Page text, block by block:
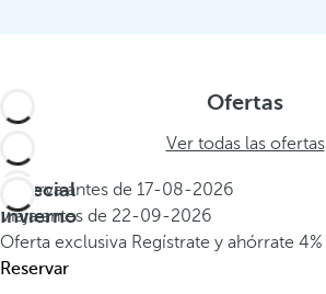
Ofertas
Ver todas las ofertas
Especial
Invierno
Reserva antes de 17-08-2026
Viaja antes de 22-09-2026
Oferta exclusiva Regístrate y ahórrate 4%
Reservar